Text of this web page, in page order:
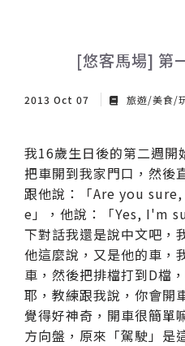
[悠客馬場] 第
2013 Oct 07 旅遊/美食/
我16歲生日後的第二週開
把車開到我家門口，然後
跟他說：「Are you
e」，他說：「Yes, I'm
下對話我還是說中文吧，
他這麼說，又是他的車，
車，然後把排檔打到D檔
耶，教練跟我說，你會開
覺得好神奇，開車很簡單
方向盤，原來「駕駛」是